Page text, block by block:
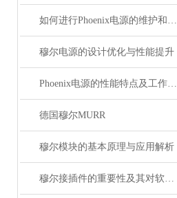
如何进行Phoenix电源的维护和保养？
穆尔电源的设计优化与性能提升
Phoenix电源的性能特点及工作温度分析
德国穆尔MURR
穆尔模块的基本原理与应用解析
穆尔接插件的重要性及其对软件开发的影响